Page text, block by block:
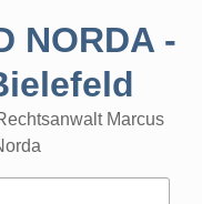
NORDA -
Marcus